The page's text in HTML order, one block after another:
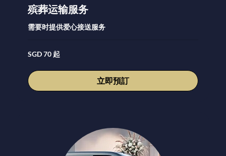
殡葬运输服务
需要时提供爱心接送服务
70
新
坡
元
起
SGD 70 起
立即預訂